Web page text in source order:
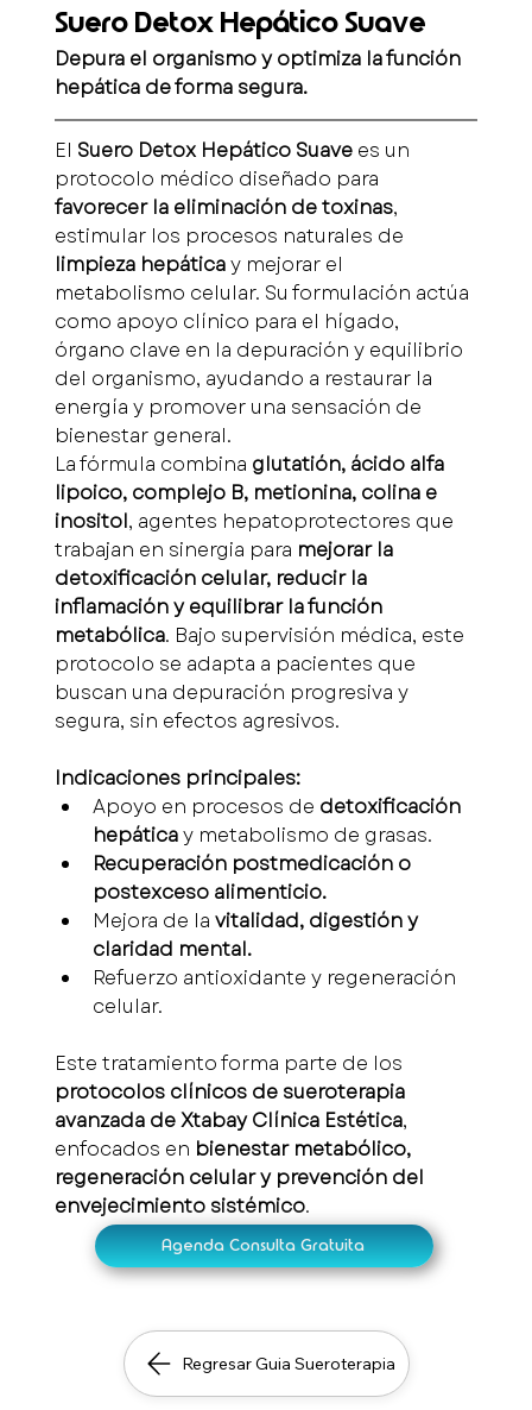
Suero Detox Hepático Suave
Depura el organismo y optimiza la función
hepática de forma segura.
El Suero Detox Hepático Suave es un
protocolo médico diseñado para
favorecer la eliminación de toxinas,
estimular los procesos naturales de
limpieza hepática y mejorar el
metabolismo celular. Su formulación actúa
como apoyo clínico para el hígado,
órgano clave en la depuración y equilibrio
del organismo, ayudando a restaurar la
energía y promover una sensación de
bienestar general.
La fórmula combina glutatión, ácido alfa
lipoico, complejo B, metionina, colina e
inositol, agentes hepatoprotectores que
trabajan en sinergia para mejorar la
detoxificación celular, reducir la
inflamación y equilibrar la función
metabólica. Bajo supervisión médica, este
protocolo se adapta a pacientes que
buscan una depuración progresiva y
segura, sin efectos agresivos.
Indicaciones principales:
Apoyo en procesos de detoxificación
hepática y metabolismo de grasas.
Recuperación postmedicación o
postexceso alimenticio.
Mejora de la vitalidad, digestión y
claridad mental.
Refuerzo antioxidante y regeneración
celular.
Este tratamiento forma parte de los
protocolos clínicos de sueroterapia
avanzada de Xtabay Clínica Estética,
enfocados en bienestar metabólico,
regeneración celular y prevención del
envejecimiento sistémico.
Agenda Consulta Gratuita
Regresar Guia Sueroterapia